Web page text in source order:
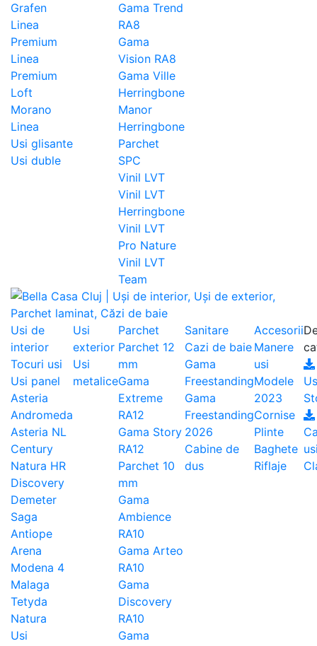
Grafen
Linea
Premium
Linea
Premium
Loft
Morano
Linea
Usi glisante
Usi duble
Gama Trend
RA8
Gama
Vision RA8
Gama Ville
Herringbone
Manor
Herringbone
Parchet
SPC
Vinil LVT
Vinil LVT
Herringbone
Vinil LVT
Pro Nature
Vinil LVT
Team
Usi de
interior
Tocuri usi
Usi panel
Asteria
Andromeda
Asteria NL
Century
Natura HR
Discovery
Demeter
Saga
Antiope
Arena
Modena 4
Malaga
Tetyda
Natura
Usi
Usi
exterior
Usi
metalice
Parchet
Parchet 12
mm
Gama
Extreme
RA12
Gama Story
RA12
Parchet 10
mm
Gama
Ambience
RA10
Gama Arteo
RA10
Gama
Discovery
RA10
Gama
Sanitare
Cazi de baie
Gama
Freestanding
Gama
Freestanding
2026
Cabine de
dus
Accesorii
Manere
usi
Modele
2023
Cornise
Plinte
Baghete
Riflaje